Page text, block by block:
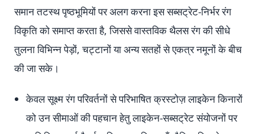
समान तटस्थ पृष्ठभूमियों पर अलग करना इस सब्सट्रेट-निर्भर रंग
विकृति को समाप्त करता है, जिससे वास्तविक थैलस रंग की सीधे
तुलना विभिन्न पेड़ों, चट्टानों या अन्य सतहों से एकत्र नमूनों के बीच
की जा सके।
केवल सूक्ष्म रंग परिवर्तनों से परिभाषित क्रस्टोज़ लाइकेन किनारों
को उन सीमाओं की पहचान हेतु लाइकेन-सब्सट्रेट संयोजनों पर